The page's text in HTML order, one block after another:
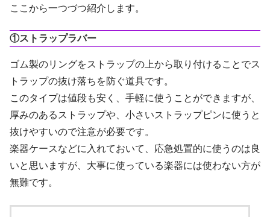
ここから一つづつ紹介します。
①ストラップラバー
ゴム製のリングをストラップの上から取り付けることでス
トラップの抜け落ちを防ぐ道具です。
このタイプは値段も安く、手軽に使うことができますが、
厚みのあるストラップや、小さいストラップピンに使うと
抜けやすいので注意が必要です。
楽器ケースなどに入れておいて、応急処置的に使うのは良
いと思いますが、大事に使っている楽器には使わない方が
無難です。